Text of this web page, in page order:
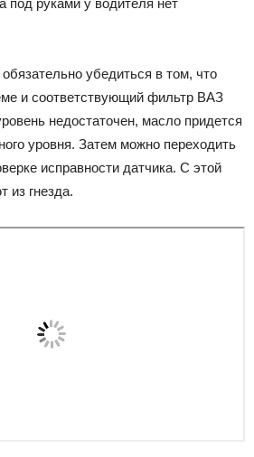
убедиться в том, что
и соответствующий фильтр ВАЗ
недостаточен, масло придется
уровня. Затем можно переходить
исправности датчика. С этой
из гнезда.